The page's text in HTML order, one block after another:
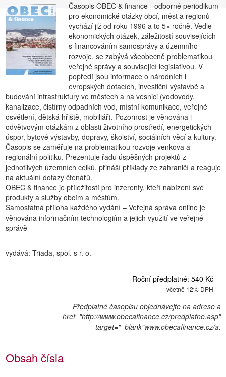
Časopis OBEC & finance - odborné periodikum
pro ekonomické otázky obcí, měst a regionů
vychází již od roku 1996 a to 5× ročně. Vedle
ekonomických otázek, záležitostí souvisejících
s financováním samosprávy a územního
rozvoje, se zabývá všeobecně problematikou
veřejné správy a související legislativou. V
popředí jsou informace o národních i
evropských dotacích, investiční výstavbě a
budování infrastruktury ve městech a na vesnici (vodovody,
kanalizace, čistírny odpadních vod, místní komunikace, veřejné
osvětlení, dětská hřiště, mobiliář). Pozornost je věnována i
odvětvovým otázkám z oblasti životního prostředí, energetických
úspor, bytové výstavby, dopravy, školství, sociálních věcí a kultury.
Časopis se zaměřuje na problematikou rozvoje venkova a
regionální politiku. Prezentuje řadu úspěšných projektů z
jednotlivých územních celků, přináší příklady ze zahraničí a reaguje
na aktuální dotazy čtenářů.
OBEC & finance je příležitostí pro inzerenty, kteří nabízení své
produkty a služby obcím a městům.
Samostatná příloha každého vydání – Veřejná správa online je
věnována informačním technologiím a jejich využití ve veřejné
správě
vydává: Triada, spol. s r. o.
Roční předplatné: 540 Kč
včetně 12% DPH
Předplatné časopisu objednávejte na adrese a
href="http://www.obecafinance.cz/predplatne.asp"
target="_blank"www.obecafinance.cz/a.
Obsah čísla